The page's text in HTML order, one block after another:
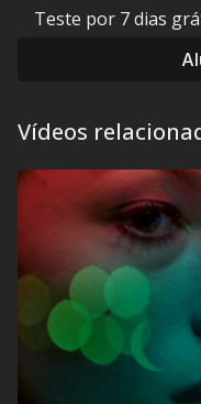
relacionamento
Fernando de Noronha,
- Filme de abertura da
no Festival do Rio.
Classificação Indicativa:
Contém: Drogas, Nudez
Teste por 7 dias
Vídeos